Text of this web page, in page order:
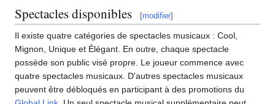
Spectacles disponibles [modifier]
Il existe quatre catégories de spectacles musicaux : Cool,
Mignon, Unique et Élégant. En outre, chaque spectacle
possède son public visé propre. Le joueur commence avec
quatre spectacles musicaux. D'autres spectacles musicaux
peuvent être débloqués en participant à des promotions du